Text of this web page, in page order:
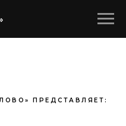
ПРЕДСТАВЛЯЕТ: